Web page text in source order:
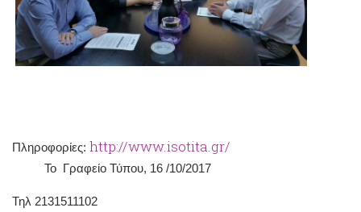
Πληροφορίες: http://www.isotita.gr/
Το Γραφείο Τύπου, 16 /10/2017
Τηλ 2131511102